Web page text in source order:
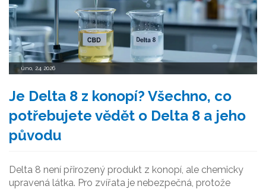
úno, 24 2026
Je Delta 8 z konopí? Všechno, co
potřebujete vědět o Delta 8 a jeho
původu
Delta 8 není přirozený produkt z konopí, ale chemicky
upravená látka. Pro zvířata je nebezpečná, protože